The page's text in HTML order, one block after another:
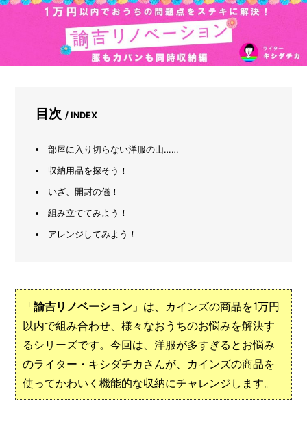
作
ー
カ
ー
/
R
A
N
D
目次 / INDEX
部屋に入り切らない洋服の山……
収納用品を探そう！
いざ、開封の儀！
組み立ててみよう！
アレンジしてみよう！
「諭吉リノベーション 」は、カインズの商品を1万円
以内で組み合わせ、様々なおうちのお悩みを解決す
るシリーズです。今回は、洋服が多すぎるとお悩み
のライター・キシダチカさんが、カインズの商品を
使ってかわいく機能的な収納にチャレンジします。